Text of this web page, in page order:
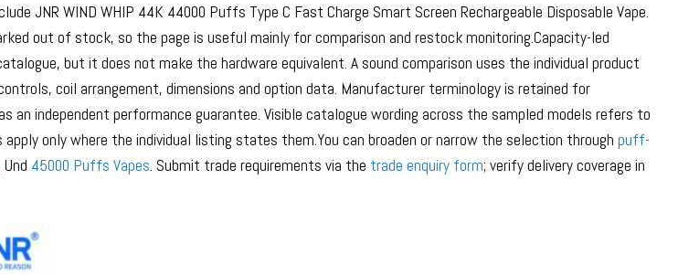
JNR WIND WHIP 44K 44000 Puffs Type C Fast Charge Smart Screen Rechargeable Disposable Vape.
out of stock, so the page is useful mainly for comparison and restock monitoring.Capacity-led
but it does not make the hardware equivalent. A sound comparison uses the individual product
coil arrangement, dimensions and option data. Manufacturer terminology is retained for
an independent performance guarantee. Visible catalogue wording across the sampled models refers to
only where the individual listing states them.You can broaden or narrow the selection through puff-
Und 45000 Puffs Vapes. Submit trade requirements via the trade enquiry form; verify delivery coverage in